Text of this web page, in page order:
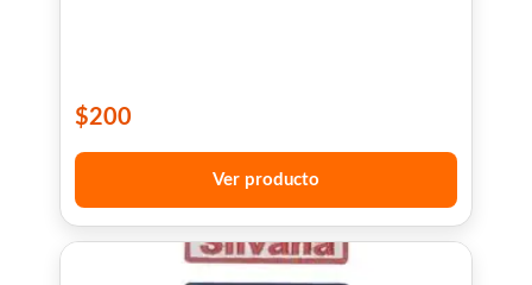
$200
Ver producto